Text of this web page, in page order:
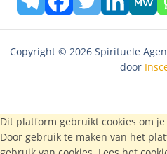
Copyright © 2026 Spirituele
door
Dit platform gebruikt cookies om
Door gebruik te maken van het